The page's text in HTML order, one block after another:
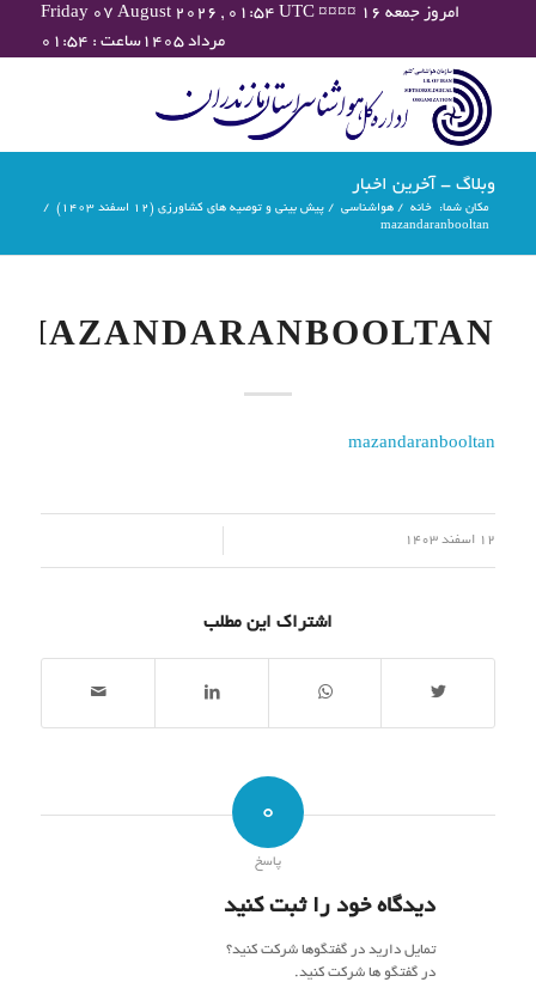
Friday 07 August 2026 , 01:54 UTC ¤¤¤¤ امروز جمعه ۱۶
مرداد ۱۴۰۵ساعت : ۰۱:۵۴
وبلاگ - آخرین اخبار
مکان شما: خانه / هواشناسی / پیش بینی و توصیه های کشاورزی (12 اسفند ۱۴۰۳)
/
mazandaranbooltan
MAZANDARANBOOLTAN
mazandaranbooltan
12 اسفند 1403
اشتراک این مطلب
0
پاسخ
دیدگاه خود را ثبت کنید
تمایل دارید در گفتگوها شرکت کنید؟
در گفتگو ها شرکت کنید.